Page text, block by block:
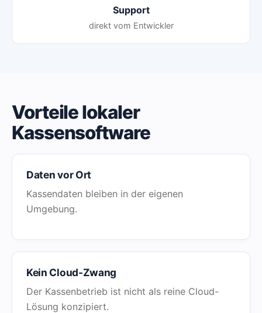
Support
direkt vom Entwickler
Vorteile lokaler
Kassensoftware
Daten vor Ort
Kassendaten bleiben in der eigenen
Umgebung.
Kein Cloud-Zwang
Der Kassenbetrieb ist nicht als reine Cloud-
Lösung konzipiert.